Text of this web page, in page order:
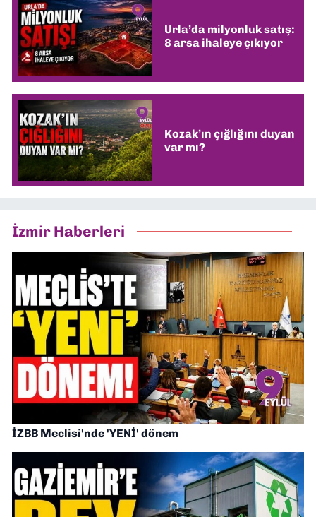
Urla’da milyonluk satış:
8 arsa ihaleye çıkıyor
Kozak’ın çığlığını duyan
var mı?
İzmir Haberleri
İZBB Meclisi'nde 'YENİ' dönem